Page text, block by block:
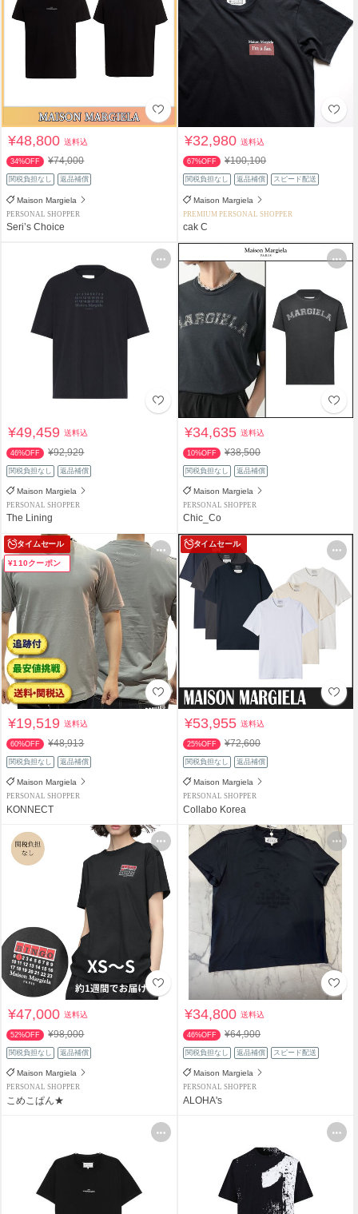
¥48,800送料込
34%OFF ¥74,000
関税負担なし 返品補償
Maison Margiela
PERSONAL SHOPPER
Seri’s Choice
¥32,980送料込
67%OFF ¥100,100
関税負担なし 返品補償 スピード配送
Maison Margiela
PREMIUM PERSONAL SHOPPER
cak C
¥49,459送料込
46%OFF ¥92,929
関税負担なし 返品補償
Maison Margiela
PERSONAL SHOPPER
The Lining
¥34,635送料込
10%OFF ¥38,500
関税負担なし 返品補償
Maison Margiela
PERSONAL SHOPPER
Chic_Co
タイムセール
¥110クーポン
¥19,519送料込
60%OFF ¥48,913
関税負担なし 返品補償
Maison Margiela
PERSONAL SHOPPER
KONNECT
タイムセール
¥53,955送料込
25%OFF ¥72,600
関税負担なし 返品補償
Maison Margiela
PERSONAL SHOPPER
Collabo Korea
¥47,000送料込
52%OFF ¥98,000
関税負担なし 返品補償
Maison Margiela
PERSONAL SHOPPER
こめこぱん★
¥34,800送料込
46%OFF ¥64,900
関税負担なし 返品補償 スピード配送
Maison Margiela
PERSONAL SHOPPER
ALOHA's